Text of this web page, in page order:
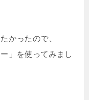
かったので、
」を使ってみまし